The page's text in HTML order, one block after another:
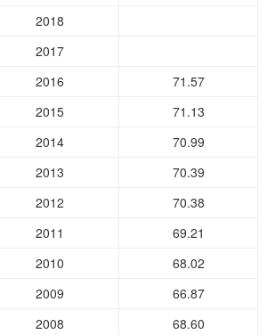
2018
2017
2016
71.57
2015
71.13
2014
70.99
2013
70.39
2012
70.38
2011
69.21
2010
68.02
2009
66.87
2008
68.60